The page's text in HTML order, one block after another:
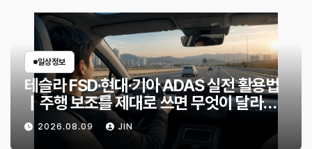
일상정보
테슬라 FSD·현대·기아 ADAS 실전 활용법
｜주행 보조를 제대로 쓰면 무엇이 달라질
까?2026.08.09 JIN